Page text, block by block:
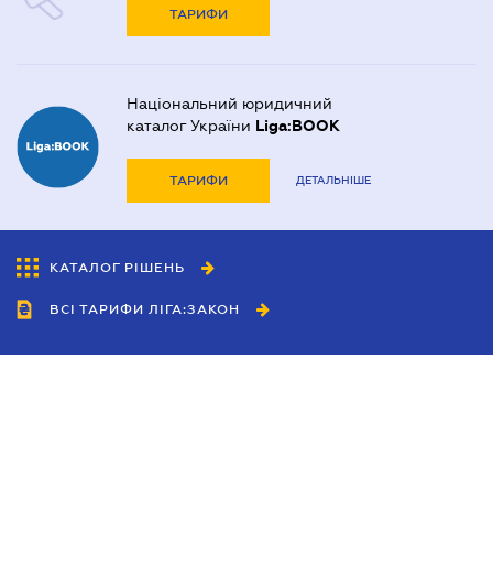
ТАРИФИ
Національний юридичний
каталог України Liga:BOOK
ТАРИФИ ДЕТАЛЬНІШЕ
КАТАЛОГ РІШЕНЬ
ВСІ ТАРИФИ ЛІГА:ЗАКОН